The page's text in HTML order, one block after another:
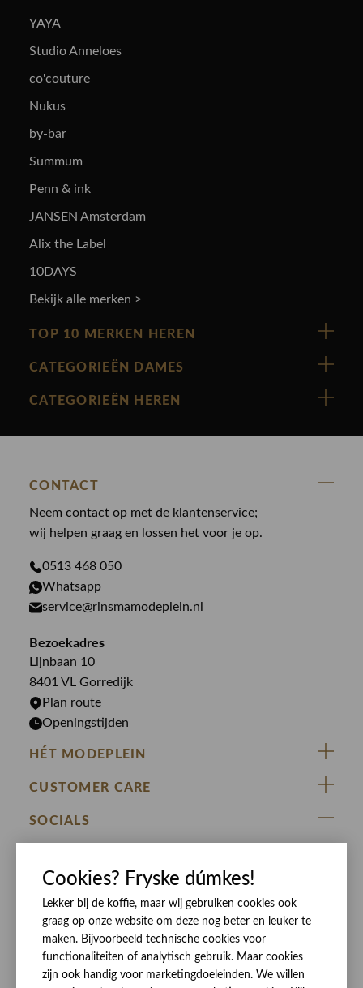
YAYA
Studio Anneloes
co'couture
Nukus
by-bar
Summum
Penn & ink
JANSEN Amsterdam
Alix the Label
10DAYS
Bekijk alle merken >
TOP 10 MERKEN HEREN
Vanguard
Cast Iron
Paul en Shark
Genti
PME Legend
Butcher of Blue
Bekijk alle merken >
CATEGORIEËN DAMES
Nieuw binnen
Blouses
Broeken
Gilets
Jassen
Jeans
Jurken
Rokken
CATEGORIEËN HEREN
Broeken
Colberts
Giftcards
Jassen
Overhemden
T-shirts
CONTACT
Neem contact op met de klantenservice;
wij helpen graag en lossen het voor je op.
0513 468 050
Whatsapp
service@rinsmamodeplein.nl
Bezoekadres
Lijnbaan 10
8401 VL Gorredijk
Plan route
Openingstijden
HÉT MODEPLEIN
ZIJ VAN RINSMA
DE HEEREN VAN RINSMA
RINSMA.CONCEPTS
Eten en drinken
Openingstijden
Werken bij RINSMA
CUSTOMER CARE
Veelgestelde vragen
Retourneren & Ruilen
Betaalmethoden
Bezorgen
Contact
Reviews
SOCIALS
Cookies? Fryske dúmkes!
Lekker bij de koffie, maar wij gebruiken cookies ook
graag op onze website om deze nog beter en leuker te
maken. Bijvoorbeeld technische cookies voor
functionaliteiten of analytisch gebruik. Maar cookies
zijn ook handig voor marketingdoeleinden. We willen